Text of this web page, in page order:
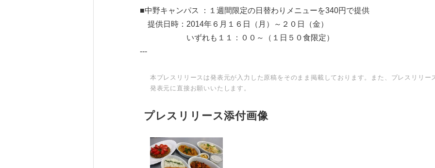
■中野キャンパス ：１週間限定の日替わりメニューを340円で提供
提供日時：2014年６月１６日（月）～２０日（金）
いずれも１１：００～（１日５０食限定）
---
本プレスリリースは発表元が入力した原稿をそのまま掲載しております。また、プレスリリー
発表元に直接お願いいたします。
プレスリリース添付画像